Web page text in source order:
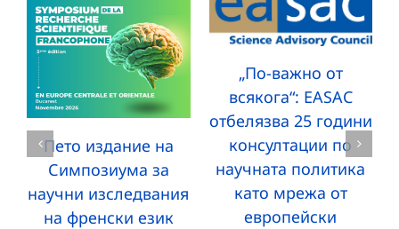
Пето издание на
Симпозиума за
научни изследвания
на френски език
„По-важно от
всякога“: EASAC
отбелязва 25 години
консултации по
научната политика
като мрежа от
европейски